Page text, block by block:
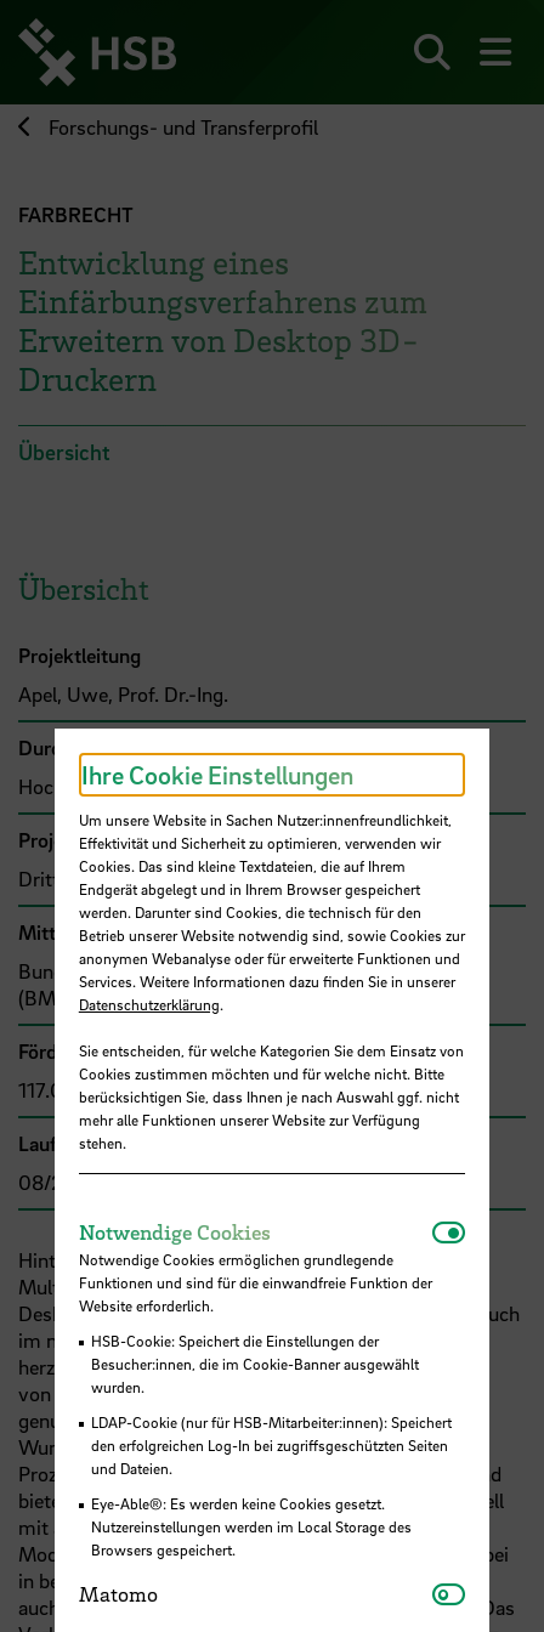
zum
Seiteninhalt
springen
Forschungs- und Transferprofil
FARBRECHT
Entwicklung eines
Einfärbungsverfahrens zum
Erweitern von Desktop 3D-
Druckern
Übersicht
Übersicht
Projektleitung
Apel, Uwe, Prof. Dr.-Ing.
Durchführende Organisation
Hochschule Bremen, Fakultät 5
Projekttyp
Drittmittelprojekt (Zuwendung)
Mittel- bzw. Auftragsgeber
Bund, Bundesministerium für Wirtschaft und Energie
(BMWi)
Förder- bzw. Auftragssumme
117.000,00 €
Laufzeit
08/2018 - 07/2019
Hinter dem Start-Up „Umeleon“ verbirgt sich ein
Multicolour Extruder (MCE), eine Erweiterung für
Desktop 3D-Drucker, die es ermöglicht, 3D-Objekte auch
im niedrigen Preissegment in einer großen Farbvielfalt
herzustellen, die entsprechend der Kunstofffarbpalette
von RAL definiert werden. Dazu wird ein Verfahren
genutzt, durch das ein einfarbiger Kunststofff nach
Wunsch des Anwenders eingefärbt werden kann. Dies
Prozess findet unabhängig vom Druckprozess statt und
bietet darüber hinaus den Vorteil das der MCE prinzipiell
mit allen weltweit 750 unterschiedlichen 3D-Drucker
Modellen kompatibel ist. Die Farbinformation wird dabei
in bestehen Dateiformaten gespeichert, sodass Nutzer
auch weiterhin ihre Druckersoftware nutzen können. Das
Ihre Cookie Einstellungen
Um unsere Website in Sachen Nutzer:innenfreundlichkeit,
Effektivität und Sicherheit zu optimieren, verwenden wir
Cookies. Das sind kleine Textdateien, die auf Ihrem
Endgerät abgelegt und in Ihrem Browser gespeichert
werden. Darunter sind Cookies, die technisch für den
Betrieb unserer Website notwendig sind, sowie Cookies zur
anonymen Webanalyse oder für erweiterte Funktionen und
Services. Weitere Informationen dazu finden Sie in unserer
Datenschutzerklärung.
Sie entscheiden, für welche Kategorien Sie dem Einsatz von
Cookies zustimmen möchten und für welche nicht. Bitte
berücksichtigen Sie, dass Ihnen je nach Auswahl ggf. nicht
mehr alle Funktionen unserer Website zur Verfügung
stehen.
Notwendige Cookies
Notwendige Cookies ermöglichen grundlegende
Funktionen und sind für die einwandfreie Funktion der
Website erforderlich.
HSB-Cookie: Speichert die Einstellungen der
Besucher:innen, die im Cookie-Banner ausgewählt
wurden.
LDAP-Cookie (nur für HSB-Mitarbeiter:innen): Speichert
den erfolgreichen Log-In bei zugriffsgeschützten Seiten
und Dateien.
Eye-Able®: Es werden keine Cookies gesetzt.
Nutzereinstellungen werden im Local Storage des
Browsers gespeichert.
Matomo Matomo